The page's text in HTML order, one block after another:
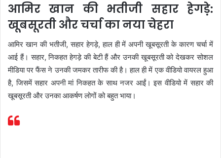
आमिर खान की भतीजी सहार हेगड़े:
खूबसूरती और चर्चा का नया चेहरा
आमिर खान की भतीजी, सहार हेगड़े, हाल ही में अपनी खूबसूरती के कारण चर्चा में
आई हैं। सहार, निकहत हेगड़े की बेटी हैं और उनकी खूबसूरती को देखकर सोशल
मीडिया पर फैंस ने उनकी जमकर तारीफ की है। हाल ही में एक वीडियो वायरल हुआ
है, जिसमें सहार अपनी मां निकहत के साथ नजर आईं। इस वीडियो में सहार की
खूबसूरती और उनका आकर्षण लोगों को बहुत भाया।